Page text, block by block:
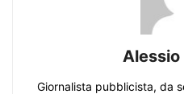
Giornalista pubblicista, da